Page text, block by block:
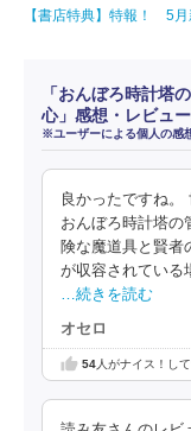
【書店特典】特報！ 5月
「おんぼろ時計塔
心」感想・レビュー
※ユーザーによる個人の感
良かったですね。
おんぼろ時計塔の
険な魔道具と賢者
が収容されている
…続きを読む
オセロ
54人がナイス！し